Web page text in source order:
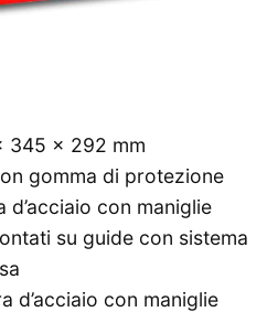
345 x 292 mm
gomma di protezione
d’acciaio con maniglie
su guide con sistema
d’acciaio con maniglie